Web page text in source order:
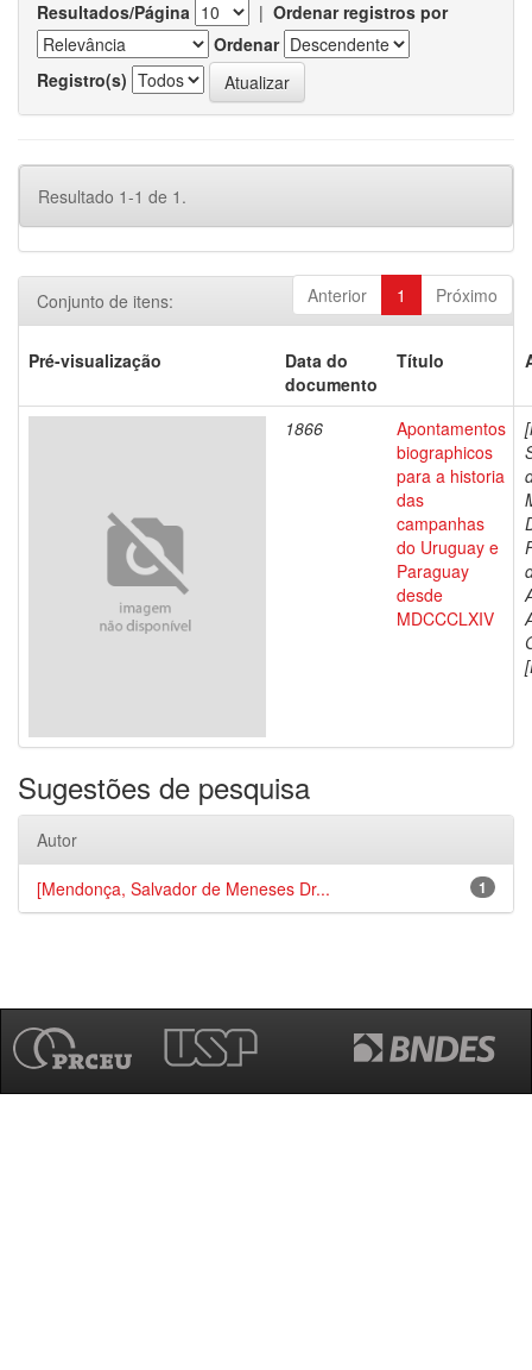
Resultados/Página | Ordenar registros por
Ordenar
Registro(s)
Resultado 1-1 de 1.
Anterior 1 Próximo
Conjunto de itens:
Pré-visualização
Data do
documento
Título
1866
Apontamentos
biographicos
para a historia
das
campanhas
do Uruguay e
Paraguay
desde
MDCCCLXIV
Sugestões de pesquisa
Autor
1
[Mendonça, Salvador de Meneses Dr...